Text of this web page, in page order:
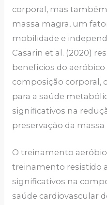
corporal, mas
massa magra, um
mobilidade e
Casarin et al. (2020)
benefícios do aeróbico
composição
para a saúde
significativos na
preservação da massa
O treinamento
treinamento resistido
significativos na
saúde cardiovascular